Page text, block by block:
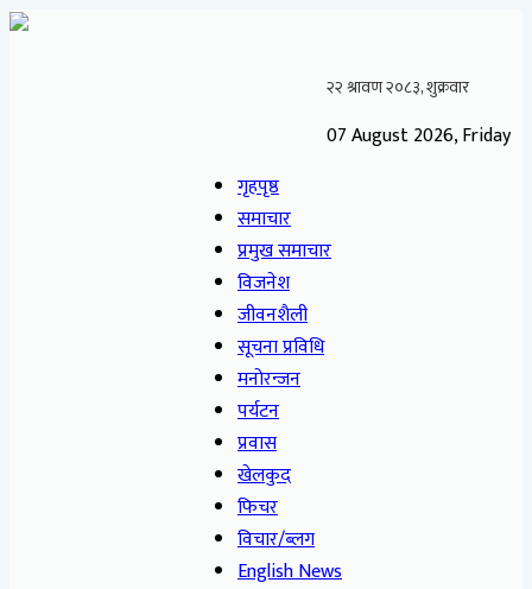
07 August 2026, Friday
गृहपृष्ठ
समाचार
प्रमुख समाचार
विजनेश
जीवनशैली
सूचना प्रविधि
मनोरन्जन
पर्यटन
प्रवास
खेलकुद
फिचर
विचार/ब्लग
English News